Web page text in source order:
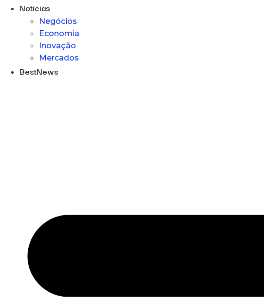
Notícias
Negócios
Economia
Inovação
Mercados
BestNews